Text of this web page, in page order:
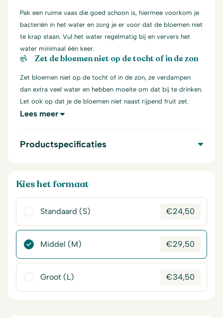
Pak een ruime vaas die goed schoon is, hiermee voorkom je
bacteriën in het water en zorg je er voor dat de bloemen niet
te krap staan. Vul het water regelmatig bij en ververs het
water minimaal één keer.
Zet de bloemen niet op de tocht of in de zon
Zet bloemen niet op de tocht of in de zon, ze verdampen
dan extra veel water en hebben moeite om dat bij te drinken.
Let ook op dat je de bloemen niet naast rijpend fruit zet.
Lees meer
Productspecificaties
Kies het formaat
Standaard (S) €24,50
Middel (M) €29,50
Groot (L) €34,50